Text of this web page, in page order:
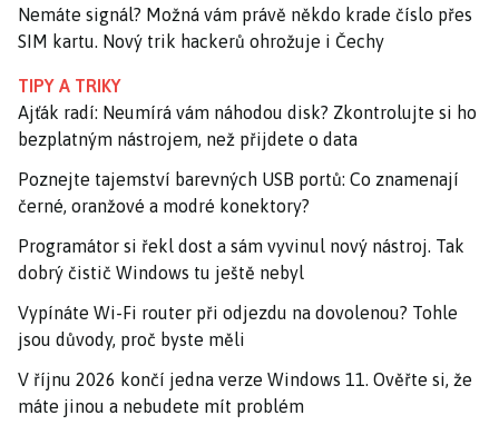
Nemáte signál? Možná vám právě někdo krade číslo přes
SIM kartu. Nový trik hackerů ohrožuje i Čechy
TIPY A TRIKY
Ajťák radí: Neumírá vám náhodou disk? Zkontrolujte si ho
bezplatným nástrojem, než přijdete o data
Poznejte tajemství barevných USB portů: Co znamenají
černé, oranžové a modré konektory?
Programátor si řekl dost a sám vyvinul nový nástroj. Tak
dobrý čistič Windows tu ještě nebyl
Vypínáte Wi-Fi router při odjezdu na dovolenou? Tohle
jsou důvody, proč byste měli
V říjnu 2026 končí jedna verze Windows 11. Ověřte si, že
máte jinou a nebudete mít problém